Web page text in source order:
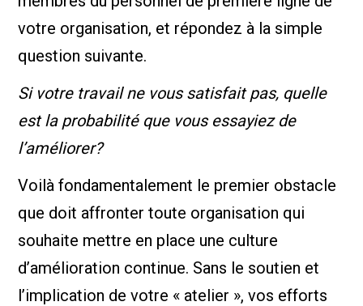
votre organisation, et répondez à la simple
question suivante.
Si votre travail ne vous satisfait pas, quelle
est la probabilité que vous essayiez de
l’améliorer?
Voilà fondamentalement le premier obstacle
que doit affronter toute organisation qui
souhaite mettre en place une culture
d’amélioration continue. Sans le soutien et
l’implication de votre « atelier », vos efforts